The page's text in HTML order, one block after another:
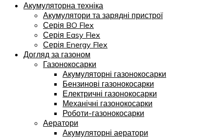
Акумуляторна техніка
Акумулятори та зарядні пристрої
Серія BO Flex
Серія Easy Flex
Серія Energy Flex
Догляд за газоном
Газонокосарки
Акумуляторні газонокосарки
Бензинові газонокосарки
Електричні газонокосарки
Механічні газонокосарки
Роботи-газонокосарки
Аератори
Акумуляторні аератори